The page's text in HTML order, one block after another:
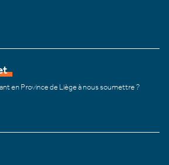
en Province de Liège à nous soumettre ?